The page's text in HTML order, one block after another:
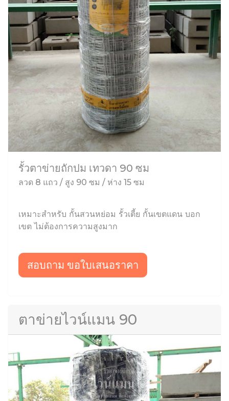
รั้วตาข่ายถักปม เทวดา 90 ซม
ลวด 8 แถว / สูง 90 ซม / ห่าง 15 ซม
เหมาะสำหรับ กั้นสวนหย่อม รั้วเตี้ย กั้นเขตแดน บอก
เขต ไม่ต้องการความสูงมาก
สอบถาม ขอใบเสนอราคา
ตาข่ายไวน์แมน 90